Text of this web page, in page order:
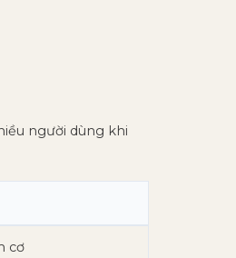
người dùng khi
cơ